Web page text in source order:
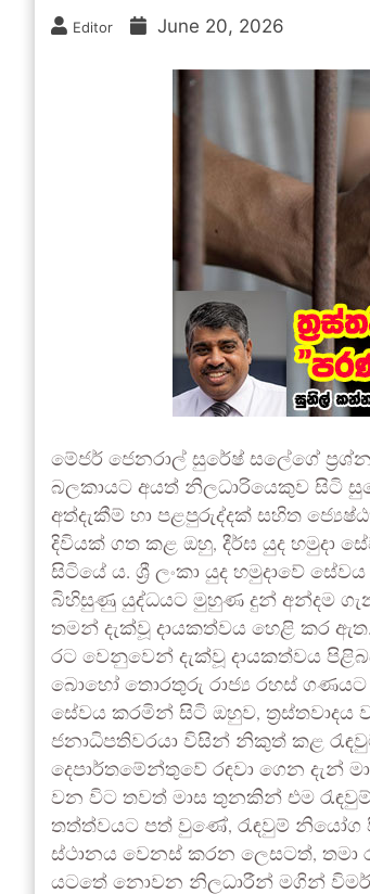
Editor June 20, 2026
මේජර් ජෙනරාල් සුරේෂ් සලේගේ
බලකායට අයත් නිලධාරියෙකුව සිටි
අත්දැකීම් හා පළපුරුද්දක් සහිත
දිවියක් ගත කළ ඔහු, දීර්ඝ යුද හමුදා
සිටියේ ය. ශ්‍රී ලංකා යුද හමුදාවේ
බිහිසුණු යුද්ධයට මුහුණ දුන් අන්දම
තමන් දැක්වූ දායකත්වය හෙළි කර
රට වෙනුවෙන් දැක්වූ දායකත්වය
බොහෝ තොරතුරු රාජ්‍ය රහස් ගණයට
සේවය කරමින් සිටි ඔහුව, ත්‍රස්තවාදය
ජනාධිපතිවරයා විසින් නිකුත් කළ
දෙපාර්තමේන්තුවේ රඳවා ගෙන දැන්
වන විට තවත් මාස තුනකින් එම
තත්ත්වයට පත් වුණේ, රැඳවුම් නියෝග
ස්ථානය වෙනස් කරන ලෙසටත්, තමා
යටතේ නොවන නිලධාරීන් මගින්